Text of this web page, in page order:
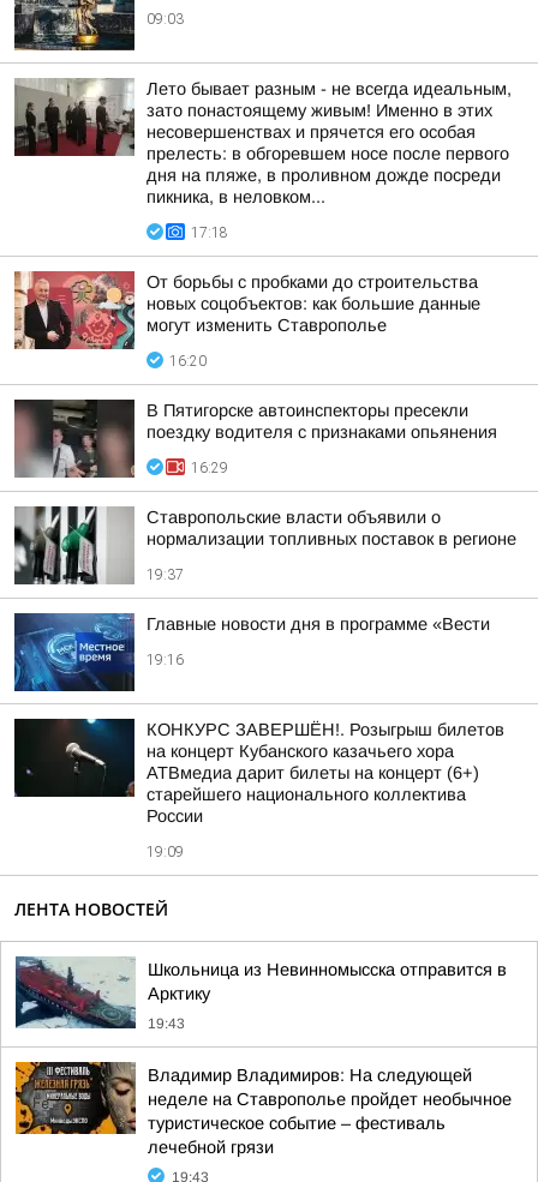
09:03
Лето бывает разным - не всегда идеальным,
зато понастоящему живым! Именно в этих
несовершенствах и прячется его особая
прелесть: в обгоревшем носе после первого
дня на пляже, в проливном дожде посреди
пикника, в неловком...
17:18
От борьбы с пробками до строительства
новых соцобъектов: как большие данные
могут изменить Ставрополье
16:20
В Пятигорске автоинспекторы пресекли
поездку водителя с признаками опьянения
16:29
Ставропольские власти объявили о
нормализации топливных поставок в регионе
19:37
Главные новости дня в программе «Вести
19:16
КОНКУРС ЗАВЕРШЁН!. Розыгрыш билетов
на концерт Кубанского казачьего хора
АТВмедиа дарит билеты на концерт (6+)
старейшего национального коллектива
России
19:09
ЛЕНТА НОВОСТЕЙ
Школьница из Невинномысска отправится в
Арктику
19:43
Владимир Владимиров: На следующей
неделе на Ставрополье пройдет необычное
туристическое событие – фестиваль
лечебной грязи
19:43